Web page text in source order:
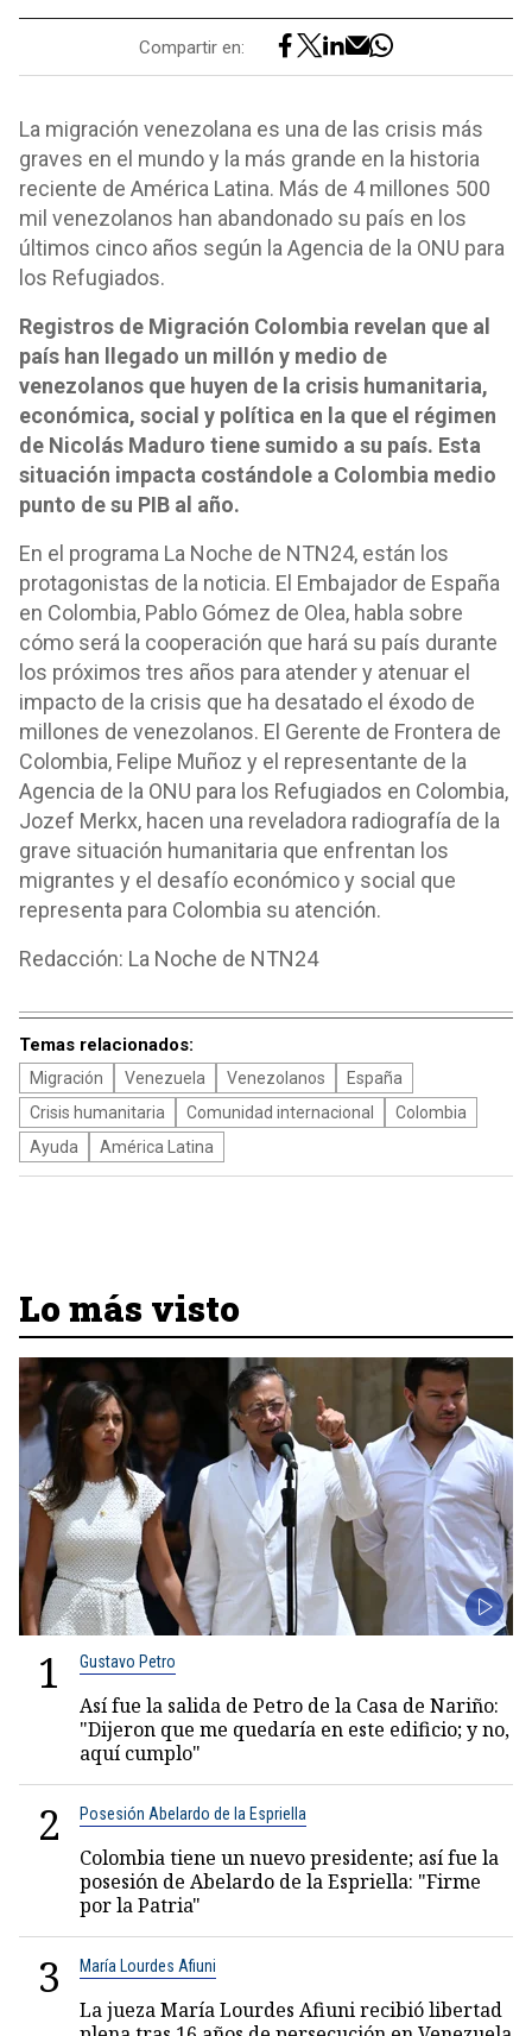
Compartir en:
La migración venezolana es una de las crisis más
graves en el mundo y la más grande en la historia
reciente de América Latina. Más de 4 millones 500
mil venezolanos han abandonado su país en los
últimos cinco años según la Agencia de la ONU para
los Refugiados.
Registros de Migración Colombia revelan que al
país han llegado un millón y medio de
venezolanos que huyen de la crisis humanitaria,
económica, social y política en la que el régimen
de Nicolás Maduro tiene sumido a su país. Esta
situación impacta costándole a Colombia medio
punto de su PIB al año.
En el programa La Noche de NTN24, están los
protagonistas de la noticia. El Embajador de España
en Colombia, Pablo Gómez de Olea, habla sobre
cómo será la cooperación que hará su país durante
los próximos tres años para atender y atenuar el
impacto de la crisis que ha desatado el éxodo de
millones de venezolanos. El Gerente de Frontera de
Colombia, Felipe Muñoz y el representante de la
Agencia de la ONU para los Refugiados en Colombia,
Jozef Merkx, hacen una reveladora radiografía de la
grave situación humanitaria que enfrentan los
migrantes y el desafío económico y social que
representa para Colombia su atención.
Redacción: La Noche de NTN24
Temas relacionados:
Migración Venezuela Venezolanos
España
Crisis humanitaria
Comunidad internacional
Colombia
Ayuda
América Latina
Lo más visto
1 Gustavo Petro
Así fue la salida de Petro de la Casa de Nariño:
"Dijeron que me quedaría en este edificio; y no,
aquí cumplo"
2 Posesión Abelardo de la Espriella
Colombia tiene un nuevo presidente; así fue la
posesión de Abelardo de la Espriella: "Firme
por la Patria"
3 María Lourdes Afiuni
La jueza María Lourdes Afiuni recibió libertad